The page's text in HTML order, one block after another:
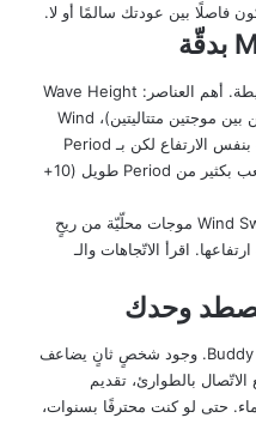
فاصلًا بين عودتك سالمًا أو لا.
قراءة تقرير بحري احترافي ليست بسيطة. أهم العناصر: Wave Height
(ارتفاع الموجة)، Wave Period (الزمن بين موجتين متتاليتين)، Wind
Speed، و Wind Direction. الموجات بنفس الارتفاع لكن بـ Period
قصير (أقل من 6 ثوانٍ) تخلق بحرًا أصعب بكثير من Period طويل (10+
Swell هي موجات قادمة من بعيد، Wind Swell موجات محلّيّة من ريحٍ
اقرأ الاتّجاهات والـ
أهمّ قاعدة سلامة في الصيد: Buddy System. وجود شخصٍ ثانٍ يضاعف
بالطوارئ، تقديم
حتى لو كنت محترفًا بسنوات،